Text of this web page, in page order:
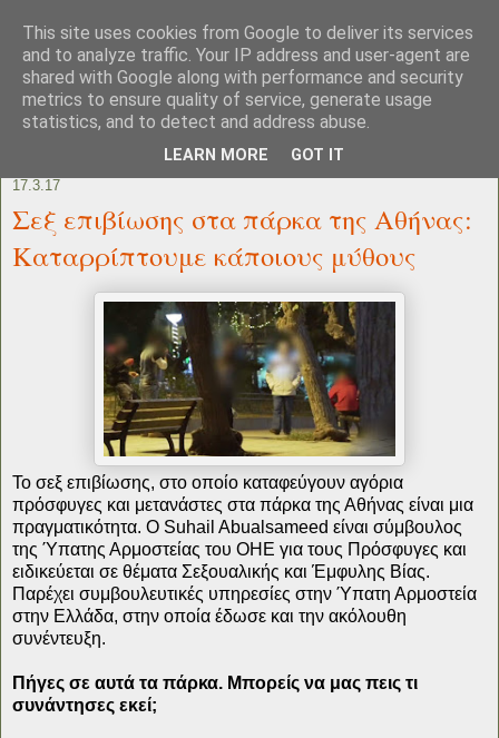
17.3.17
Σεξ επιβίωσης στα πάρκα της Αθήνας:
Καταρρίπτουμε κάποιους μύθους
Το σεξ επιβίωσης, στο οποίο καταφεύγουν αγόρια
πρόσφυγες και μετανάστες στα πάρκα της Αθήνας είναι μια
πραγματικότητα. Ο Suhail Abualsameed είναι σύμβουλος
της Ύπατης Αρμοστείας του ΟΗΕ για τους Πρόσφυγες και
ειδικεύεται σε θέματα Σεξουαλικής και Έμφυλης Βίας.
Παρέχει συμβουλευτικές υπηρεσίες στην Ύπατη Αρμοστεία
στην Ελλάδα, στην οποία έδωσε και την ακόλουθη
συνέντευξη.
Πήγες σε αυτά τα πάρκα. Μπορείς να μας πεις τι
συνάντησες εκεί;
This site uses cookies from Google to deliver its services
and to analyze traffic. Your IP address and user-agent are
shared with Google along with performance and security
metrics to ensure quality of service, generate usage
statistics, and to detect and address abuse.
LEARN MORE GOT IT